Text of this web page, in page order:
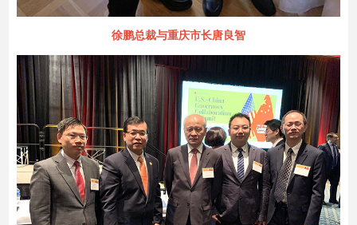
徐鹏总裁与重庆市长唐良智